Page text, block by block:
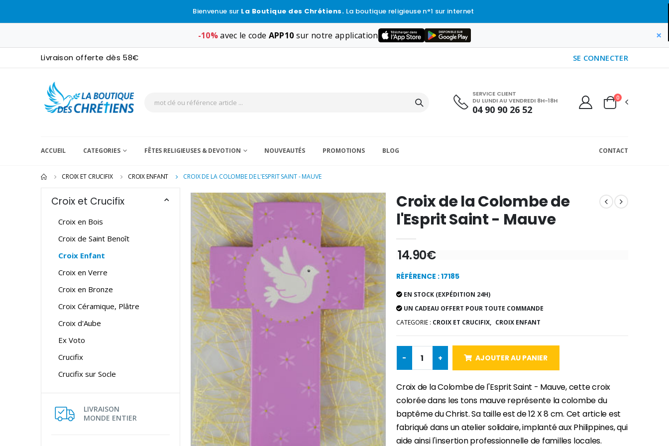
Bienvenue sur La Boutique des Chrétiens. La boutique religieuse n°1 sur internet
-10%avec le code APP10 sur notre application ×
Livraison offerte dès 58€ SE CONNECTER
SERVICE CLIENT
DU LUNDI AU VENDREDI 8H-18H
04 90 90 26 52
0
ACCUEIL CATEGORIES FÊTES RELIGIEUSES & DEVOTION NOUVEAUTÉS PROMOTIONS BLOG CONTACT
CROIX ET CRUCIFIX CROIX ENFANT CROIX DE LA COLOMBE DE L'ESPRIT SAINT - MAUVE
Croix et Crucifix
Croix en Bois
Croix de Saint Benoît
Croix Enfant
Croix en Verre
Croix en Bronze
Croix Céramique, Plâtre
Croix d'Aube
Ex Voto
Crucifix
Crucifix sur Socle
LIVRAISON
MONDE ENTIER
Croix de la Colombe de
l'Esprit Saint - Mauve
14.90€
RÉFÉRENCE : 17185
EN STOCK (EXPÉDITION 24H)
UN CADEAU OFFERT POUR TOUTE COMMANDE
CATEGORIE : CROIX ET CRUCIFIX, CROIX ENFANT
- + AJOUTER AU PANIER
Croix de la Colombe de l'Esprit Saint - Mauve, cette croix
colorée dans les tons mauve représente la colombe du
baptême du Christ. Sa taille est de 12 X 8 cm. Cet article est
fabriqué dans un atelier solidaire, implanté aux Philippines, qui
aide ainsi l'insertion professionnelle de familles locales.